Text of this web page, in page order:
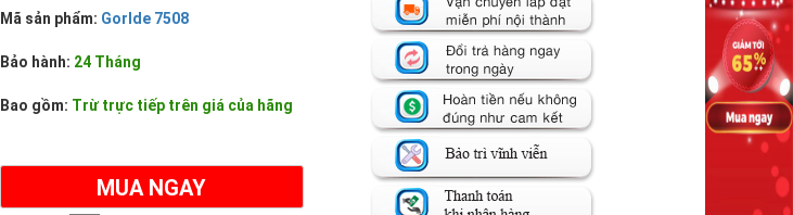
Mã sản phẩm: Gorlde 7508
Bảo hành: 24 Tháng
Bao gồm: Trừ trực tiếp trên giá của hãng
MUA NGAY